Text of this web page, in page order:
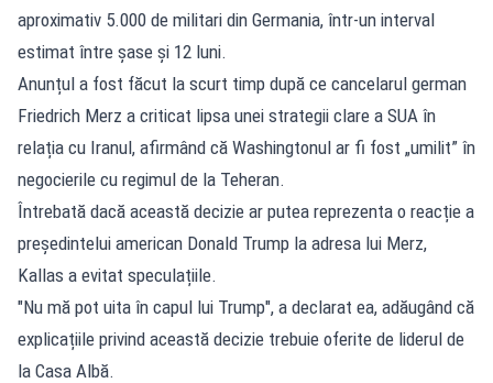
aproximativ 5.000 de militari din Germania, într-un interval
estimat între șase și 12 luni.
Anunțul a fost făcut la scurt timp după ce cancelarul german
Friedrich Merz a criticat lipsa unei strategii clare a SUA în
relația cu Iranul, afirmând că Washingtonul ar fi fost „umilit” în
negocierile cu regimul de la Teheran.
Întrebată dacă această decizie ar putea reprezenta o reacție a
președintelui american Donald Trump la adresa lui Merz,
Kallas a evitat speculațiile.
"Nu mă pot uita în capul lui Trump", a declarat ea, adăugând că
explicațiile privind această decizie trebuie oferite de liderul de
la Casa Albă.